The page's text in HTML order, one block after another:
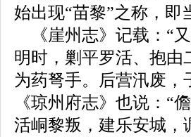
始出现“苗黎”之称，即
《崖州志》记载：“
明时，剿平罗活、抱
为药弩手。后营汛废，
《琼州府志》也说：
活峒黎叛，建乐安城，